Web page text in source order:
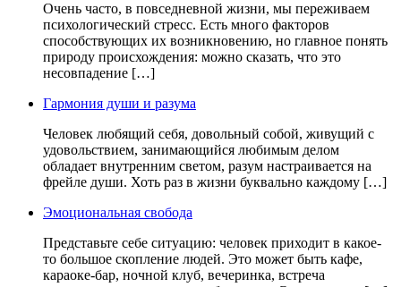
Очень часто, в повседневной жизни, мы переживаем
психологический стресс. Есть много факторов
способствующих их возникновению, но главное понять
природу происхождения: можно сказать, что это
несовпадение […]
Гармония души и разума
Человек любящий себя, довольный собой, живущий с
удовольствием, занимающийся любимым делом
обладает внутренним светом, разум настраивается на
фрейле души. Хоть раз в жизни буквально каждому […]
Эмоциональная свобода
Представьте себе ситуацию: человек приходит в какое-
то большое скопление людей. Это может быть кафе,
караоке-бар, ночной клуб, вечеринка, встреча